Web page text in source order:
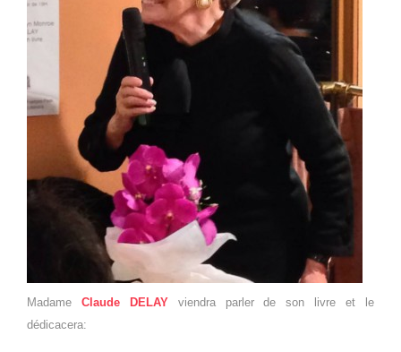
Madame Claude DELAYviendra parler de son livre et le
dédicacera: